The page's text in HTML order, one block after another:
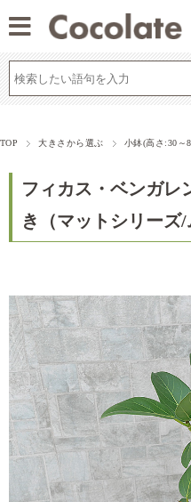
TOP 大きさから選ぶ 小鉢(高さ:30～
フィカス・ベンガ
き（マットシリーズ/